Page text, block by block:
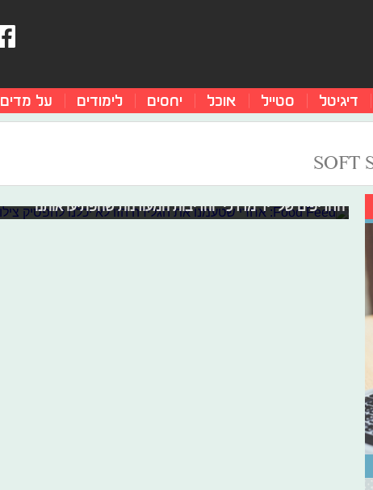
דיגיטל סטייל אוכל יחסים לימודים על מדים
Food Feed: אחרי שטעמנו את הגלידה הזו לא יכלנו להפסיק
החריפים של "יד מרדכי" והריבות המעודנות שהפתיעו אותנו